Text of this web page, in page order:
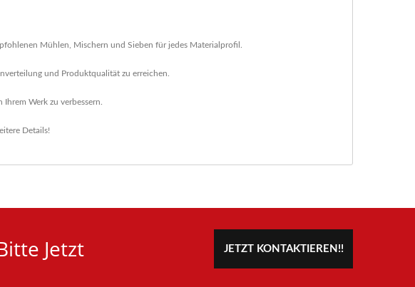
Mühlen, Mischern und Sieben für jedes Materialprofil.
und Produktqualität zu erreichen.
Werk zu verbessern.
Details!
Jetzt
JETZT KONTAKTIEREN!!